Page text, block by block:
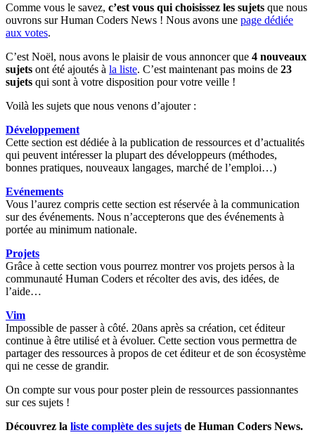
Comme vous le savez, c’est vous qui choisissez les sujets que nous
ouvrons sur Human Coders News ! Nous avons une page dédiée
aux votes.
C’est Noël, nous avons le plaisir de vous annoncer que 4 nouveaux
sujets ont été ajoutés à la liste. C’est maintenant pas moins de 23
sujets qui sont à votre disposition pour votre veille !
Voilà les sujets que nous venons d’ajouter :
Développement
Cette section est dédiée à la publication de ressources et d’actualités
qui peuvent intéresser la plupart des développeurs (méthodes,
bonnes pratiques, nouveaux langages, marché de l’emploi…)
Evénements
Vous l’aurez compris cette section est réservée à la communication
sur des événements. Nous n’accepterons que des événements à
portée au minimum nationale.
Projets
Grâce à cette section vous pourrez montrer vos projets persos à la
communauté Human Coders et récolter des avis, des idées, de
l’aide…
Vim
Impossible de passer à côté. 20ans après sa création, cet éditeur
continue à être utilisé et à évoluer. Cette section vous permettra de
partager des ressources à propos de cet éditeur et de son écosystème
qui ne cesse de grandir.
On compte sur vous pour poster plein de ressources passionnantes
sur ces sujets !
Découvrez la liste complète des sujets de Human Coders News.